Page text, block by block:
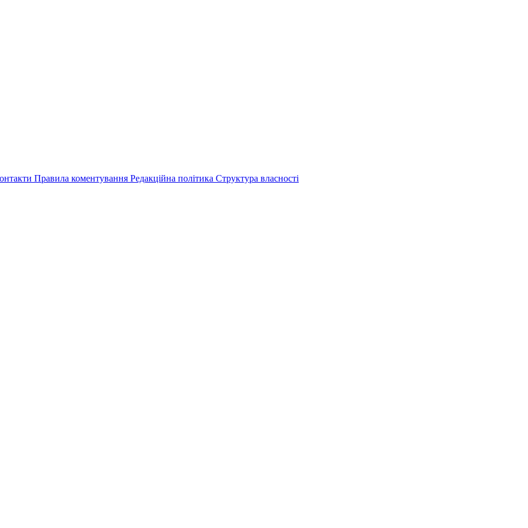
Правила коментування Редакційна політика Структура власності